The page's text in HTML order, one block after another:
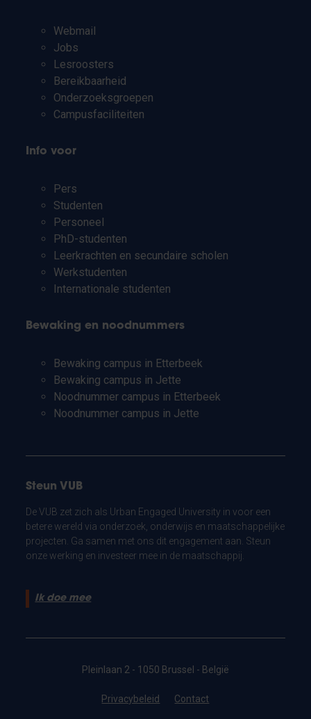
Webmail
Jobs
Lesroosters
Bereikbaarheid
Onderzoeksgroepen
Campusfaciliteiten
Info voor
Pers
Studenten
Personeel
PhD-studenten
Leerkrachten en secundaire scholen
Werkstudenten
Internationale studenten
Bewaking en noodnummers
Bewaking campus in Etterbeek
Bewaking campus in Jette
Noodnummer campus in Etterbeek
Noodnummer campus in Jette
Steun VUB
De VUB zet zich als Urban Engaged University in voor een
betere wereld via onderzoek, onderwijs en maatschappelijke
projecten. Ga samen met ons dit engagement aan. Steun
onze werking en investeer mee in de maatschappij.
Ik doe mee
Pleinlaan 2 - 1050 Brussel - België
Privacybeleid Contact